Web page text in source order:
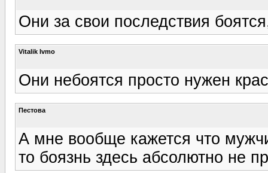
Они за свои последствия
Vitalik Ivmo
Они небоятся просто нужен
Пестова
А мне вообще кажется что
то боязнь здесь абсолютно не